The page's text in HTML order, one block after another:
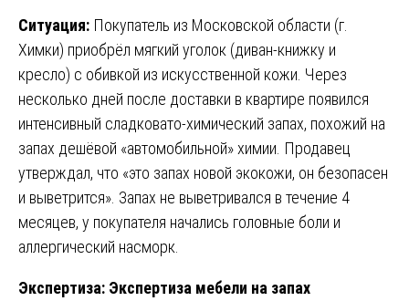
Ситуация: Покупатель из Московской области (г.
Химки) приобрёл мягкий уголок (диван-книжку и
кресло) с обивкой из искусственной кожи. Через
несколько дней после доставки в квартире появился
интенсивный сладковато-химический запах, похожий на
запах дешёвой «автомобильной» химии. Продавец
утверждал, что «это запах новой экокожи, он безопасен
и выветрится». Запах не выветривался в течение 4
месяцев, у покупателя начались головные боли и
аллергический насморк.
Экспертиза: Экспертиза мебели на запах